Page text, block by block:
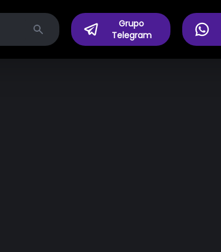
Search
Grupo
Telegram